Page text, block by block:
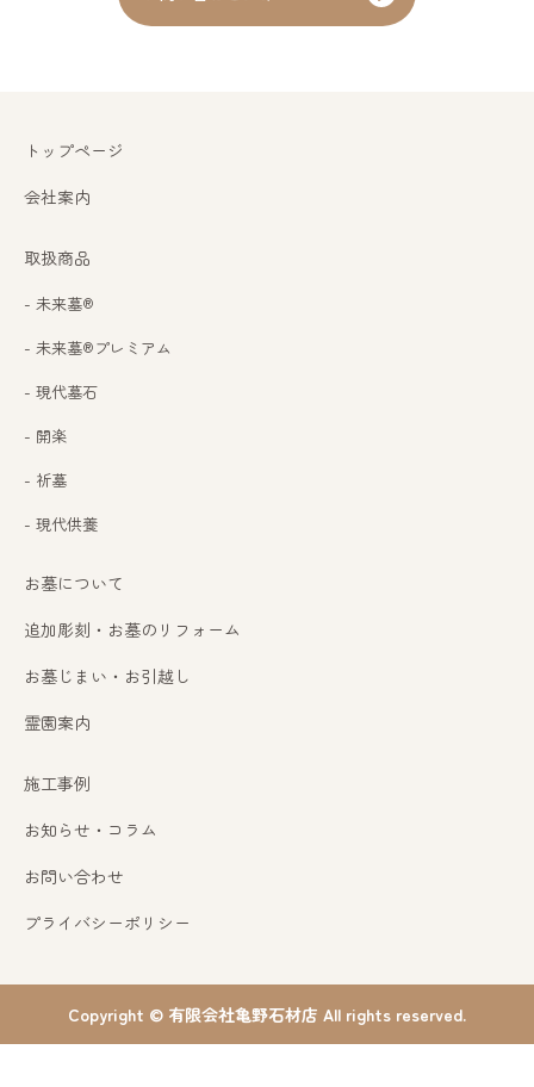
トップページ
会社案内
取扱商品
- 未来墓®
- 未来墓®プレミアム
- 現代墓石
- 開楽
- 祈墓
- 現代供養
お墓について
追加彫刻・お墓のリフォーム
お墓じまい・お引越し
霊園案内
施工事例
お知らせ・コラム
お問い合わせ
プライバシーポリシー
Copyright © 有限会社亀野石材店 All rights reserved.